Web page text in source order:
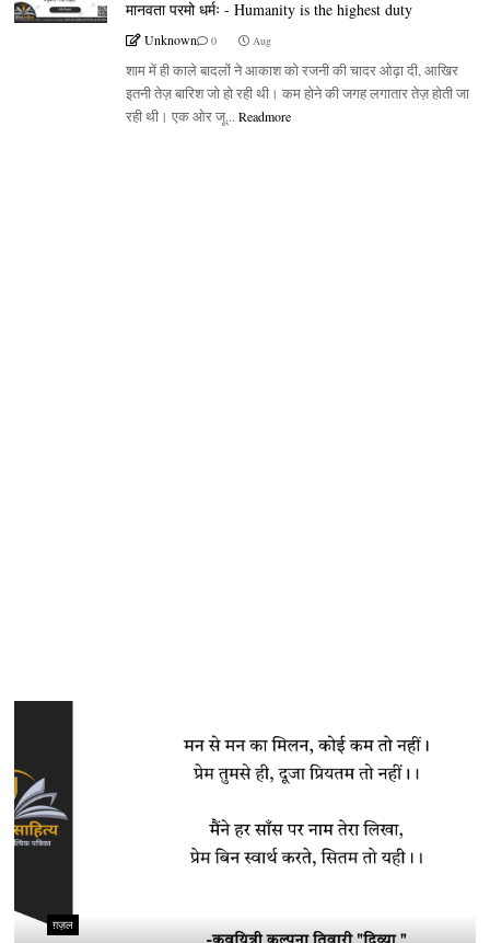
मानवता परमो धर्मः - Humanity is the highest duty
Unknown 0 Aug
शाम में ही काले बादलों ने आकाश को रजनी की चादर ओढ़ा दी, आखिर
इतनी तेज़ बारिश जो हो रही थी। कम होने की जगह लगातार तेज़ होती जा
रही थी। एक ओर जू... Readmore
ग़ज़ल